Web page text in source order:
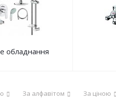
обладнання
За алфавітом За ціною